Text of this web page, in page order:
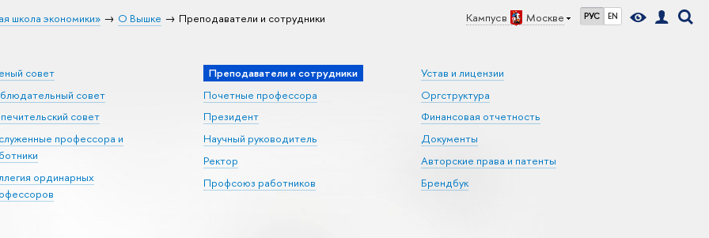
Кампус в Москве РУС EN
школа экономики» О Вышке Преподаватели и сотрудники
совет
совет
совет
профессора и
ординарных
Преподаватели и сотрудники
Почетные профессора
Президент
Научный руководитель
Ректор
Профсоюз работников
Устав и лицензии
Оргструктура
Финансовая отчетность
Документы
Авторские права и патенты
Брендбук